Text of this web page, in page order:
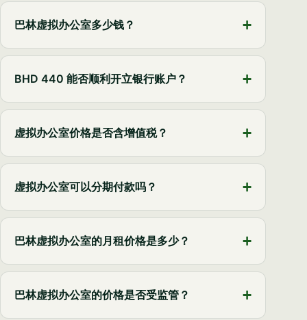
巴林虚拟办公室多少钱？
BHD 440 能否顺利开立银行账户？
虚拟办公室价格是否含增值税？
虚拟办公室可以分期付款吗？
巴林虚拟办公室的月租价格是多少？
巴林虚拟办公室的价格是否受监管？